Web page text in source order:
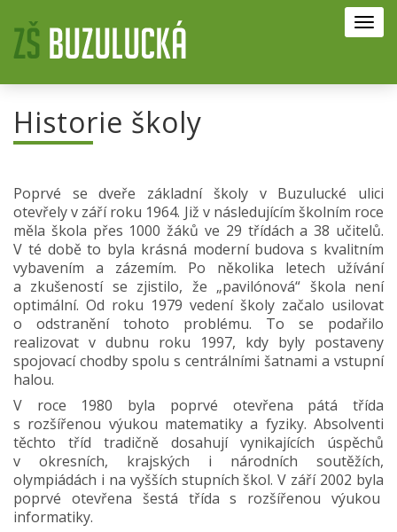
Historie školy
Poprvé se dveře základní školy v Buzulucké ulici
otevřely v září roku 1964. Již v následujícím školním roce
měla škola přes 1000 žáků ve 29 třídách a 38 učitelů.
V té době to byla krásná moderní budova s kvalitním
vybavením a zázemím. Po několika letech užívání
a zkušeností se zjistilo, že „pavilónová“ škola není
optimální. Od roku 1979 vedení školy začalo usilovat
o odstranění tohoto problému. To se podařilo
realizovat v dubnu roku 1997, kdy byly postaveny
spojovací chodby spolu s centrálními šatnami a vstupní
halou.
V roce 1980 byla poprvé otevřena pátá třída
s rozšířenou výukou matematiky a fyziky. Absolventi
těchto tříd tradičně dosahují vynikajících úspěchů
v okresních, krajských i národních soutěžích,
olympiádách i na vyšších stupních škol. V září 2002 byla
poprvé otevřena šestá třída s rozšířenou výukou
informatiky.